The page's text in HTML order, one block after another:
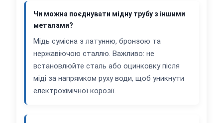
Чи можна поєднувати мідну трубу з іншими
металами?
Мідь сумісна з латунню, бронзою та
нержавіючою сталлю. Важливо: не
встановлюйте сталь або оцинковку після
міді за напрямком руху води, щоб уникнути
електрохімічної корозії.